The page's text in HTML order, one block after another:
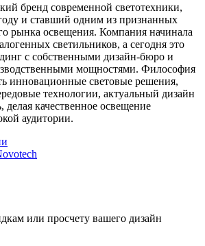
бренд современной светотехники,
и ставший одним из признанных
рынка освещения. Компания начинала
светильников, а сегодня это
с собственными дизайн-бюро и
мощностями. Философия
инновационные световые решения,
технологии, актуальный дизайн
качественное освещение
аудитории.
или просчету вашего дизайн